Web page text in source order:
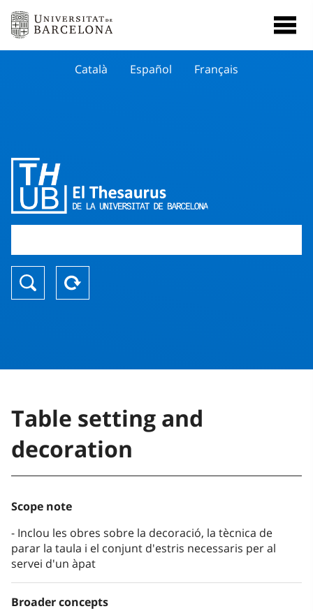
Català Español Français
Table setting and
decoration
Scope note
Inclou les obres sobre la decoració, la tècnica de
parar la taula i el conjunt d'estris necessaris per al
servei d'un àpat
Broader concepts